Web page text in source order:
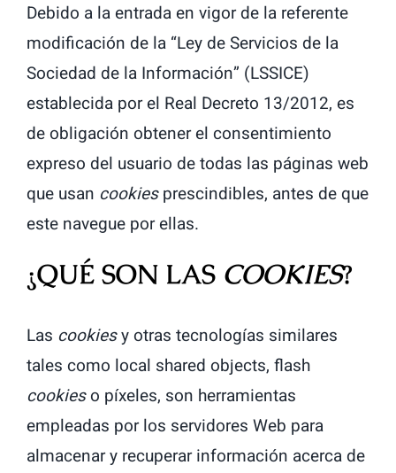
Catalogo
Blog
Contacto
Debido a la entrada en vigor de la referente
modificación de la “Ley de Servicios de la
Sociedad de la Información” (LSSICE)
establecida por el Real Decreto 13/2012, es
de obligación obtener el consentimiento
expreso del usuario de todas las páginas web
que usan cookiesprescindibles, antes de que
este navegue por ellas.
¿QUÉ SON LAS COOKIES?
Las cookiesy otras tecnologías similares
tales como local shared objects, flash
cookieso píxeles, son herramientas
empleadas por los servidores Web para
almacenar y recuperar información acerca de